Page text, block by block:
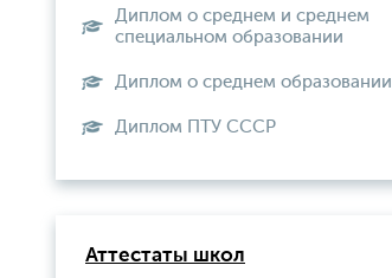
Диплом о среднем и среднем
специальном образовании
Диплом о среднем образовании
Диплом ПТУ СССР
Аттестаты школ